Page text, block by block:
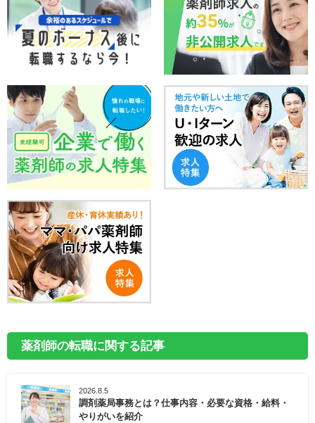
薬剤師の転職に関する記事
2026.8.5
調剤薬局事務とは？仕事内容・必要な資格・給料・
やりがいを紹介